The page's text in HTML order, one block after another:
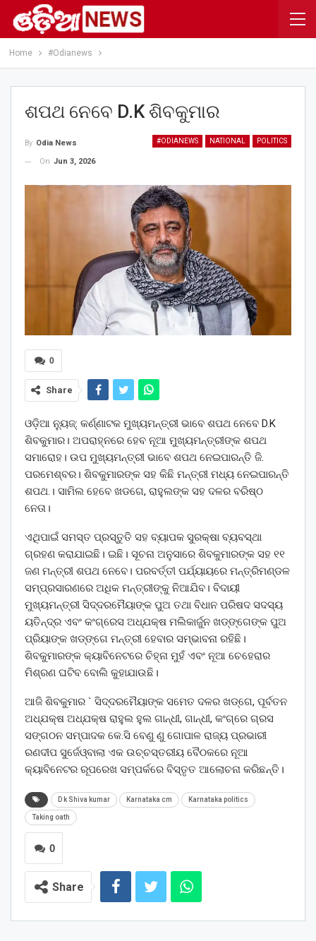
Home #Odianews
ଶପଥ ନେବେ D.K ଶିବକୁମାର
#ODIANEWS NATIONAL POLITICS
By Odia News
On Jun 3, 2026
0
Share
ଓଡ଼ିଆ ନ୍ୟୁଜ୍: କର୍ଣ୍ଣାଟକ ମୁଖ୍ୟମନ୍ତ୍ରୀ ଭାବେ ଶପଥ ନେବେ D.K
ଶିବକୁମାର। ଅପରାହ୍ନରେ ହେବ ନୂଆ ମୁଖ୍ୟମନ୍ତ୍ରୀଙ୍କ ଶପଥ
ସମାରୋହ। ଉପ ମୁଖ୍ୟମନ୍ତ୍ରୀ ଭାବେ ଶପଥ ନେଇପାରନ୍ତି ଜି.
ପରମେଶ୍ବର। ଶିବକୁମାରଙ୍କ ସହ କିଛି ମନ୍ତ୍ରୀ ମଧ୍ୟ ନେଇପାରନ୍ତି
ଶପଥ.। ସାମିଲ ହେବେ ଖଡଗେ, ରାହୁଲଙ୍କ ସହ ଦଳର ବରିଷ୍ଠ
ନେତା।
ଏଥିପାଇଁ ସମସ୍ତ ପ୍ରସ୍ତୁତି ସହ ବ୍ୟାପକ ସୁରକ୍ଷା ବ୍ୟବସ୍ଥା
ଗ୍ରହଣ କରାଯାଇଛି। ଇଛି। ସୂଚନା ଅନୁସାରେ ଶିବକୁମାରଙ୍କ ସହ ୧୧
ଜଣ ମନ୍ତ୍ରୀ ଶପଥ ନେବେ। ପରବର୍ତ୍ତୀ ପର୍ଯ୍ୟାୟରେ ମନ୍ତ୍ରିମଣ୍ଡଳ
ସମ୍ପ୍ରସାରଣରେ ଅଧିକ ମନ୍ତ୍ରୀଙ୍କୁ ନିଆଯିବ। ବିଦାୟୀ
ମୁଖ୍ୟମନ୍ତ୍ରୀ ସିଦ୍ଦରମୈୟାଙ୍କ ପୁଅ ତଥା ବିଧାନ ପରିଷଦ ସଦସ୍ୟ
ୟତିନ୍ଦ୍ର ଏବଂ କଂଗ୍ରେସ ଅଧ୍ଯକ୍ଷ ମଲିକାର୍ଜୁନ ଖଡ୍ଙ୍ଗେଙ୍କ ପୁଅ
ପ୍ରିୟାଙ୍କ ଖଡ୍ଙ୍ଗେ ମନ୍ତ୍ରୀ ହେବାର ସମ୍ଭାବନା ରହିଛି।
ଶିବକୁମାରଙ୍କ କ୍ୟାବିନେଟରେ ଚିହ୍ନା ମୁହଁ ଏବଂ ନୂଆ ଚେହେରାର
ମିଶ୍ରଣ ଘଟିବ ବୋଲି କୁହାଯାଉଛି।
ଆଜି ଶିବକୁମାର ` ସିଦ୍ଦରମୈୟାଙ୍କ ସମେତ ଦଳର ଖଡ୍ଗେ, ପୂର୍ବତନ
ଅଧ୍ଯକ୍ଷ ଅଧ୍ଯକ୍ଷ ରାହୁଲ ହୁଲ ଗାନ୍ଧୀ, ଗାନ୍ଧୀ, କଂଗ୍ରେ ଗ୍ରସ
ସଙ୍ଗଠନ ସମ୍ପାଦକ କେ.ସି ବେଣୁ ଣୁ ଗୋପାଳ ରାଜ୍ୟ ପ୍ରଭାରୀ
ରଣଦୀପ ସୁର୍ଜେଓ୍ବାଲା ଏକ ଉଚ୍ଚସ୍ତରୀୟ ବୈଠକରେ ନୂଆ
କ୍ୟାବିନେଟର ରୂପରେଖ ସମ୍ପର୍କରେ ବିସ୍ତୃତ ଆଲୋଚନା କରିଛନ୍ତି।
D k Shiva kumar Karnataka cm Karnataka politics
Taking oath
0
Share